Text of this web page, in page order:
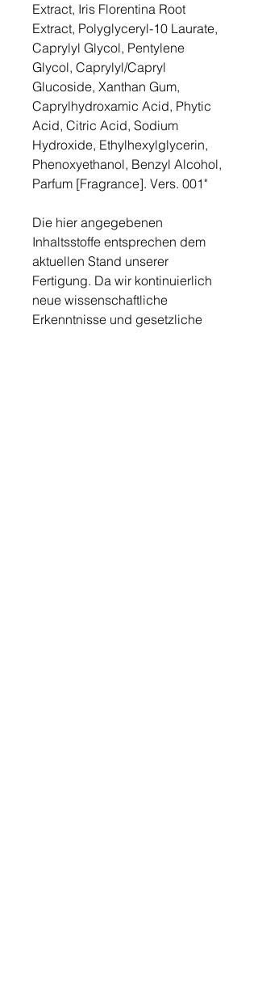
Extract, Iris Florentina Root
Extract, Polyglyceryl-10 Laurate,
Caprylyl Glycol, Pentylene
Glycol, Caprylyl/Capryl
Glucoside, Xanthan Gum,
Caprylhydroxamic Acid, Phytic
Acid, Citric Acid, Sodium
Hydroxide, Ethylhexylglycerin,
Phenoxyethanol, Benzyl Alcohol,
Parfum [Fragrance]. Vers. 001"
Die hier angegebenen
Inhaltsstoffe entsprechen dem
aktuellen Stand unserer
Fertigung. Da wir kontinuierlich
neue wissenschaftliche
Erkenntnisse und gesetzliche